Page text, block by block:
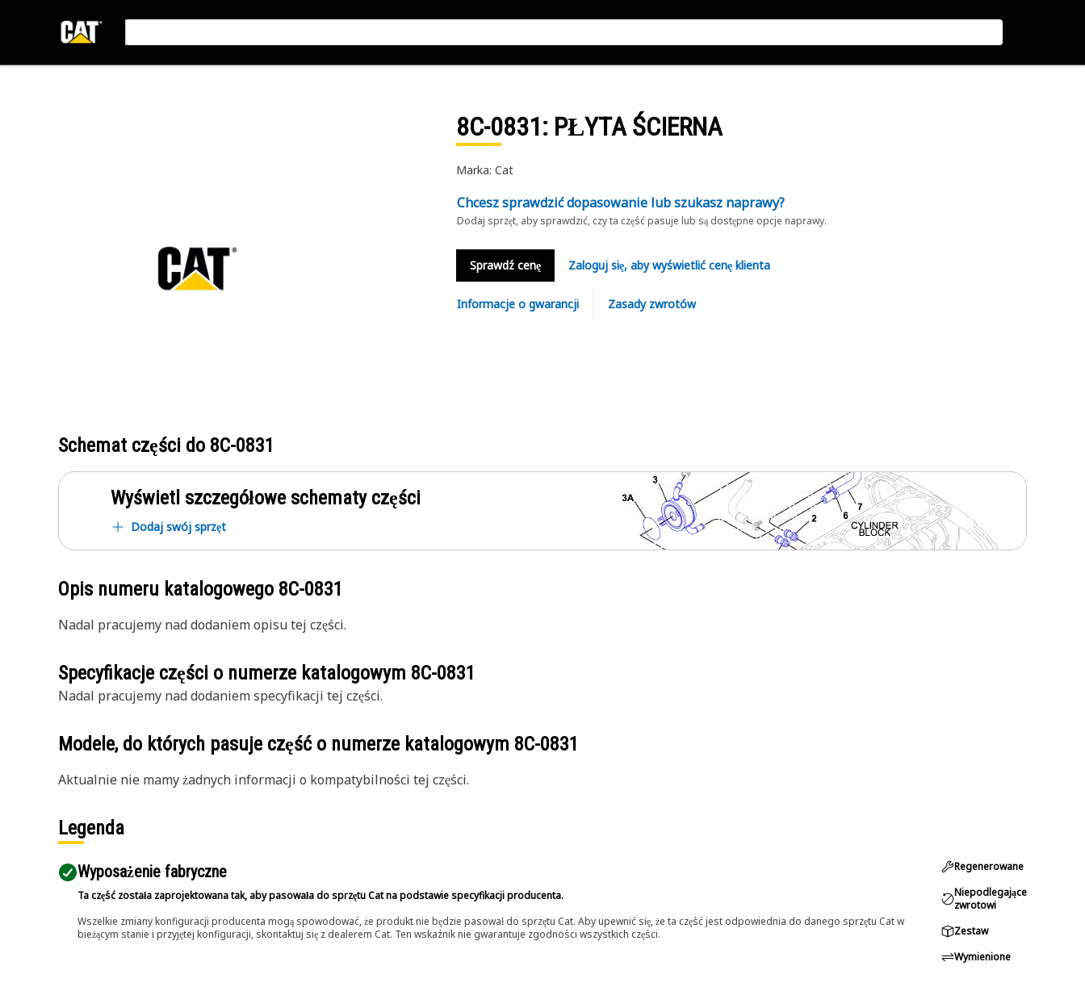
8C-0831: PŁYTA ŚCIERNA
Marka: Cat
Chcesz sprawdzić dopasowanie lub szukasz naprawy?
Dodaj sprzęt, aby sprawdzić, czy ta część pasuje lub są dostępne opcje naprawy.
Sprawdź cenę Zaloguj się, aby wyświetlić cenę klienta
Informacje o gwarancji Zasady zwrotów
Schemat części do 8C-0831
Wyświetl szczegółowe schematy części
Dodaj swój sprzęt
Opis numeru katalogowego 8C-0831
Nadal pracujemy nad dodaniem opisu tej części.
Specyfikacje części o numerze katalogowym 8C-0831
Nadal pracujemy nad dodaniem specyfikacji tej części.
Modele, do których pasuje część o numerze katalogowym 8C-0831
Aktualnie nie mamy żadnych informacji o kompatybilności tej części.
Legenda
Wyposażenie fabryczne
Ta część została zaprojektowana tak, aby pasowała do sprzętu Cat na podstawie specyfikacji producenta.
Wszelkie zmiany konfiguracji producenta mogą spowodować, że produkt nie będzie pasował do sprzętu Cat. Aby upewnić się, że ta część jest odpowiednia do danego sprzętu Cat w
bieżącym stanie i przyjętej konfiguracji, skontaktuj się z dealerem Cat. Ten wskaźnik nie gwarantuje zgodności wszystkich części.
Regenerowane
Niepodlegające
zwrotowi
Zestaw
Wymienione